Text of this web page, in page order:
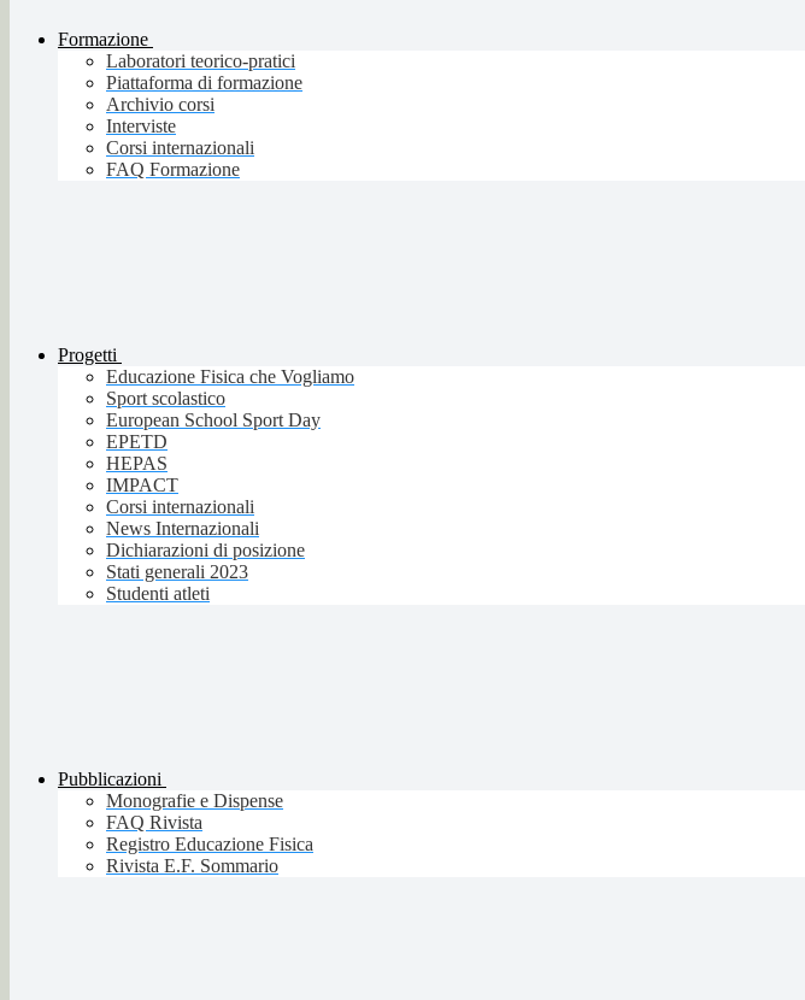
Formazione
Laboratori teorico-pratici
Piattaforma di formazione
Archivio corsi
Interviste
Corsi internazionali
FAQ Formazione
Progetti
Educazione Fisica che Vogliamo
Sport scolastico
European School Sport Day
EPETD
HEPAS
IMPACT
Corsi internazionali
News Internazionali
Dichiarazioni di posizione
Stati generali 2023
Studenti atleti
Pubblicazioni
Monografie e Dispense
FAQ Rivista
Registro Educazione Fisica
Rivista E.F. Sommario